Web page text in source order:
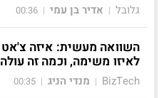
גלובל | אדיר בן עמי |
00:36
לאיזו משימה, וכמה זה עולה
BizTech
| מנדי הניג |
00:35